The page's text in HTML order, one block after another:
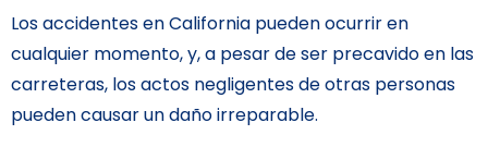
Los accidentes en California pueden ocurrir en
cualquier momento, y, a pesar de ser precavido en las
carreteras, los actos negligentes de otras personas
pueden causar un daño irreparable.